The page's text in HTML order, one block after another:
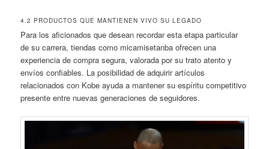
4.2 PRODUCTOS QUE MANTIENEN VIVO SU LEGADO
Para los aficionados que desean recordar esta etapa particular
de su carrera, tiendas como micamisetanba ofrecen una
experiencia de compra segura, valorada por su trato atento y
envíos confiables. La posibilidad de adquirir artículos
relacionados con Kobe ayuda a mantener su espíritu competitivo
presente entre nuevas generaciones de seguidores.